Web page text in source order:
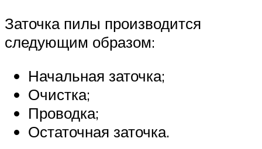
Заточка пилы производится
следующим образом:
Начальная заточка;
Очистка;
Проводка;
Остаточная заточка.